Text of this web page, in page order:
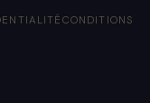
CONDITIONS